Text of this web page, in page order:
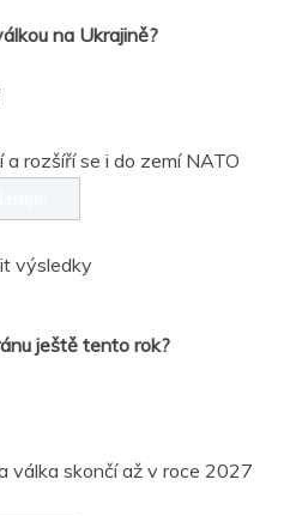
na Ukrajině?
rozšíří se i do zemí NATO
výsledky
ještě tento rok?
válka skončí až v roce 2027